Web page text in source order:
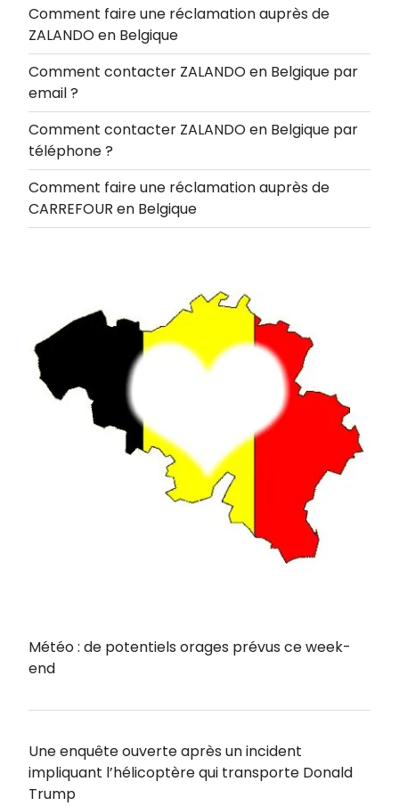
Comment faire une réclamation auprès de
ZALANDO en Belgique
Comment contacter ZALANDO en Belgique par
email ?
Comment contacter ZALANDO en Belgique par
téléphone ?
Comment faire une réclamation auprès de
CARREFOUR en Belgique
Météo : de potentiels orages prévus ce week-
end
Une enquête ouverte après un incident
impliquant l’hélicoptère qui transporte Donald
Trump